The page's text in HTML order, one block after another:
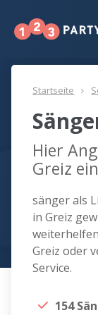
Startseite
Hier
Greiz
sänger als
in Greiz
Greiz oder
Service.
154